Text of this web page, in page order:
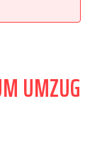
UMZUG